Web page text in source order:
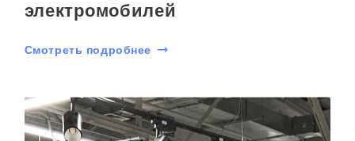
электромобилей
Смотреть подробнее